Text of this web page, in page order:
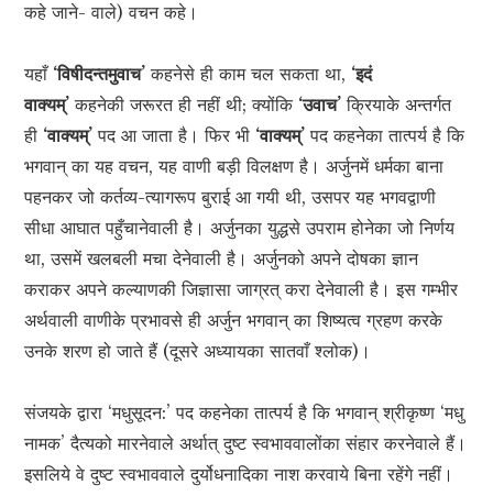
कहे जाने- वाले) वचन कहे।
यहाँ ‘विषीदन्तमुवाच’ कहनेसे ही काम चल सकता था, ‘इदं
वाक्यम्’ कहनेकी जरूरत ही नहीं थी; क्योंकि ‘उवाच’ क्रियाके अन्तर्गत
ही ‘वाक्यम्’ पद आ जाता है। फिर भी ‘वाक्यम्’ पद कहनेका तात्पर्य है कि
भगवान् का यह वचन, यह वाणी बड़ी विलक्षण है। अर्जुनमें धर्मका बाना
पहनकर जो कर्तव्य-त्यागरूप बुराई आ गयी थी, उसपर यह भगवद्वाणी
सीधा आघात पहुँचानेवाली है। अर्जुनका युद्धसे उपराम होनेका जो निर्णय
था, उसमें खलबली मचा देनेवाली है। अर्जुनको अपने दोषका ज्ञान
कराकर अपने कल्याणकी जिज्ञासा जाग्रत् करा देनेवाली है। इस गम्भीर
अर्थवाली वाणीके प्रभावसे ही अर्जुन भगवान् का शिष्यत्व ग्रहण करके
उनके शरण हो जाते हैं (दूसरे अध्यायका सातवाँ श्लोक)।
संजयके द्वारा ‘मधुसूदन:’ पद कहनेका तात्पर्य है कि भगवान् श्रीकृष्ण ‘मधु
नामक’ दैत्यको मारनेवाले अर्थात् दुष्ट स्वभाववालोंका संहार करनेवाले हैं।
इसलिये वे दुष्ट स्वभाववाले दुर्योधनादिका नाश करवाये बिना रहेंगे नहीं।